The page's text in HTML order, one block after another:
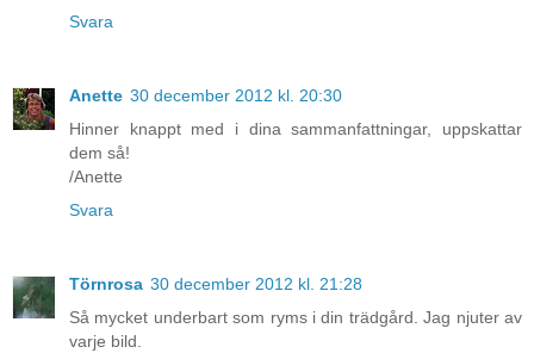
Svara
Anette 30 december 2012 kl. 20:30
Hinner knappt med i dina sammanfattningar, uppskattar
dem så!
/Anette
Svara
Törnrosa 30 december 2012 kl. 21:28
Så mycket underbart som ryms i din trädgård. Jag njuter av
varje bild.